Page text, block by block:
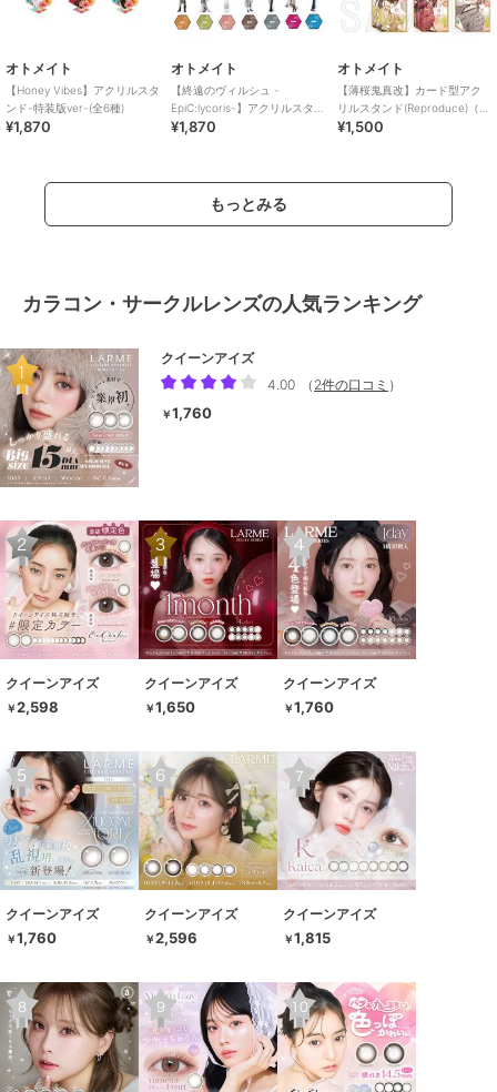
オトメイト
【Honey Vibes】アクリルスタ
ンド-特装版ver-(全6種)
¥1,870
オトメイト
【終遠のヴィルシュ -
EpiC:lycoris-】アクリルスタン
ド(全15種)
¥1,870
オトメイト
【薄桜鬼真改】カード型アク
リルスタンド(Reproduce)（ラ
ンダム全6種）
¥1,500
もっとみる
カラコン・サークルレンズの人気ランキング
クイーンアイズ
4.00
（ 2件の口コミ ）
￥1,760
クイーンアイズ
￥2,598
クイーンアイズ
￥1,650
クイーンアイズ
￥1,760
クイーンアイズ
￥1,760
クイーンアイズ
￥2,596
クイーンアイズ
￥1,815